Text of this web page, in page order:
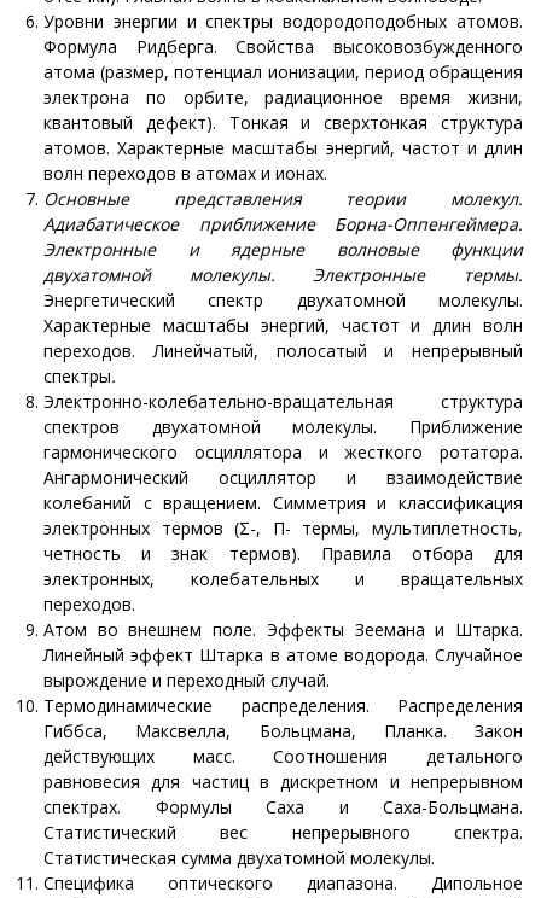
Уровни энергии и спектры водородоподобных атомов.
Формула Ридберга. Свойства высоковозбужденного
атома (размер, потенциал ионизации, период обращения
электрона по орбите, радиационное время жизни,
квантовый дефект). Тонкая и сверхтонкая структура
атомов. Характерные масштабы энергий, частот и длин
волн переходов в атомах и ионах.
Основные представления теории молекул.
Адиабатическое приближение Борна-Оппенгеймера.
Электронные и ядерные волновые функции
двухатомной молекулы. Электронные термы.
Энергетический спектр двухатомной молекулы.
Характерные масштабы энергий, частот и длин волн
переходов. Линейчатый, полосатый и непрерывный
спектры.
Электронно-колебательно-вращательная структура
спектров двухатомной молекулы. Приближение
гармонического осциллятора и жесткого ротатора.
Ангармонический осциллятор и взаимодействие
колебаний с вращением. Симметрия и классификация
электронных термов (Σ-, Π- термы, мультиплетность,
четность и знак термов). Правила отбора для
электронных, колебательных и вращательных
переходов.
Атом во внешнем поле. Эффекты Зеемана и Штарка.
Линейный эффект Штарка в атоме водорода. Случайное
вырождение и переходный случай.
Термодинамические распределения. Распределения
Гиббса, Максвелла, Больцмана, Планка. Закон
действующих масс. Соотношения детального
равновесия для частиц в дискретном и непрерывном
спектрах. Формулы Саха и Саха-Больцмана.
Статистический вес непрерывного спектра.
Статистическая сумма двухатомной молекулы.
Специфика оптического диапазона. Дипольное